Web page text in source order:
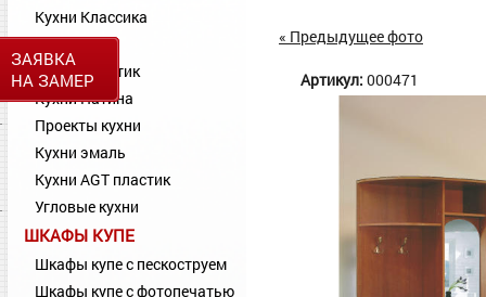
ЗАЯВКА
НА ЗАМЕР
Кухни Классика
Кухни МДФ
Кухни Пластик
Кухни Патина
Проекты кухни
Кухни эмаль
Кухни AGT пластик
Угловые кухни
ШКАФЫ КУПЕ
Шкафы купе с пескоструем
Шкафы купе с фотопечатью
« Предыдущее фото
Артикул: 000471